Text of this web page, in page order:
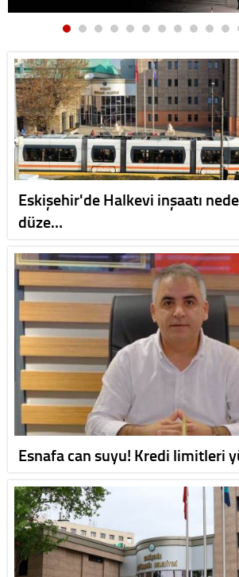
Eskişehir'de Halkevi inşaatı
düze…
Esnafa can suyu! Kredi limitleri